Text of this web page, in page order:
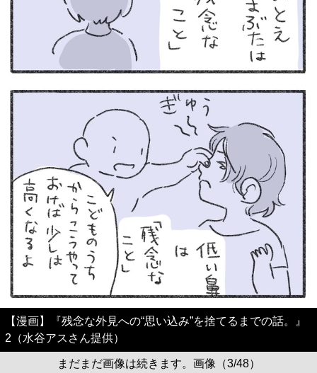
【漫画】『残念な外見への“思い込み”を捨てるまでの話。』
2（水谷アスさん提供）
まだまだ画像は続きます。画像（3/48）